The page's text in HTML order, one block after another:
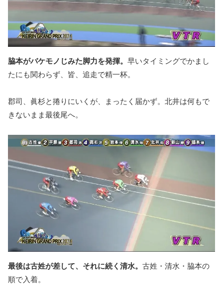
脇本がバケモノじみた脚力を発揮。 早いタイミングでかまし
たにも関わらず、皆、追走で精一杯。
郡司、眞杉と捲りにいくが、まったく届かず。北井は何もで
きないまま最後尾へ。
最後は古姓が差して、それに続く清水。 古姓・清水・脇本の
順で入着。